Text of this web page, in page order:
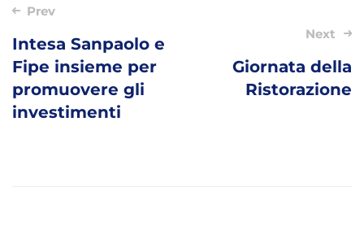
Post
navigation
Prev
Intesa Sanpaolo e
Fipe insieme per
promuovere gli
investimenti
Next
Giornata della
Ristorazione